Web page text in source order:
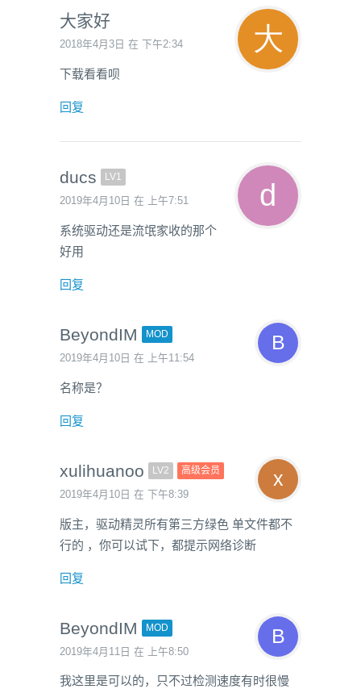
大家好
2018年4月3日 在 下午2:34
下载看看呗
回复
ducs LV1
2019年4月10日 在 上午7:51
系统驱动还是流氓家收的那个
好用
回复
BeyondIM MOD
2019年4月10日 在 上午11:54
名称是？
回复
xulihuanoo LV2 高级会员
2019年4月10日 在 下午8:39
版主，驱动精灵所有第三方绿色 单文件都不
行的 ，你可以试下，都提示网络诊断
回复
BeyondIM MOD
2019年4月11日 在 上午8:50
我这里是可以的，只不过检测速度有时很慢